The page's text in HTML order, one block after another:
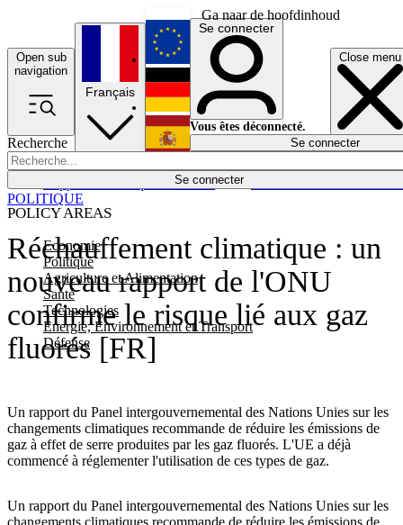
Ga naar de hoofdinhoud
Open sub
navigation
Close menu
Recherche
Se connecter
POLICY AREAS
Economie
Politique
Agriculture et Alimentation
Santé
Technologies
Energie, Environnement et Transport
Défense
Économie
Français
English
Deutsch
Español
Se connecter
Vous êtes déconnecté.
Se connecter
Réchauffement climatique : un
nouveau rapport de l'ONU
confirme le risque lié aux gaz
fluorés [FR]
Un rapport du Panel intergouvernemental des Nations Unies sur les
changements climatiques recommande de réduire les émissions de
gaz à effet de serre produites par les gaz fluorés. L'UE a déjà
commencé à réglementer l'utilisation de ces types de gaz.
POLITIQUE
Un rapport du Panel intergouvernemental des Nations Unies sur les